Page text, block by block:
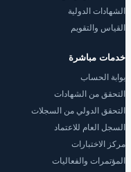
الشهادات الدولية
القياس والتقويم
خدمات مباشرة
بوابة الحساب
التحقق من الشهادات
التحقق الدولي من السجلات
السجل العام للاعتماد
مركز الاختبارات
المؤتمرات والفعاليات